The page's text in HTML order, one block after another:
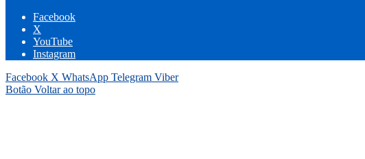
Facebook
X
YouTube
Instagram
Facebook X WhatsApp Telegram Viber
Botão Voltar ao topo